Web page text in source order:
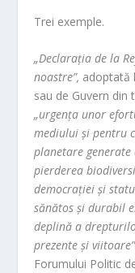
Trei exemple.
„Declarația de la
noastre”, adoptată
sau de Guvern din
„urgența unor
mediului și pentru
planetare
pierderea
democrației și
sănătos și durabil
deplină a
prezente și
Forumului Politic